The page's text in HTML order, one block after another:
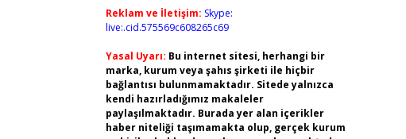
Reklam ve İletişim: Skype:
live:.cid.575569c608265c69
Yasal Uyarı: Bu internet sitesi, herhangi bir
marka, kurum veya şahıs şirketi ile hiçbir
bağlantısı bulunmamaktadır. Sitede yalnızca
kendi hazırladığımız makaleler
paylaşılmaktadır. Burada yer alan içerikler
haber niteliği taşımamakta olup, gerçek kurum